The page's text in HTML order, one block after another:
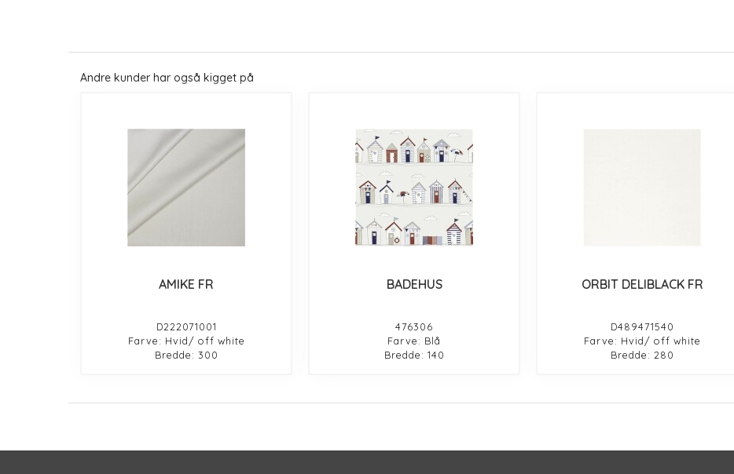
Andre kunder har også kigget på
AMIKE FR
D222071001
Farve: Hvid/ off white
Bredde: 300
BADEHUS
476306
Farve: Blå
Bredde: 140
ORBIT DELIBLACK FR
D489471540
Farve: Hvid/ off white
Bredde: 280